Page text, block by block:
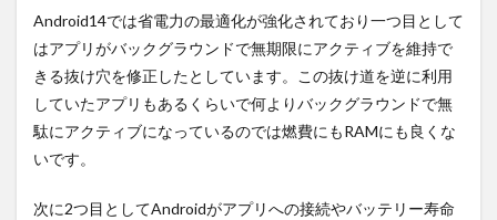
Android14では省電力の最適化が強化されており一つ目として
はアプリがバックグラウンドで無期限にアクティブを維持で
きる抜け穴を修正したとしています。この抜け道を逆に利用
していたアプリもあるくらいで何よりバックグラウンドで無
駄にアクティブになっているのでは燃費にもRAMにも良くな
いです。
次に2つ目としてAndroidがアプリへの接続やバッテリー寿命